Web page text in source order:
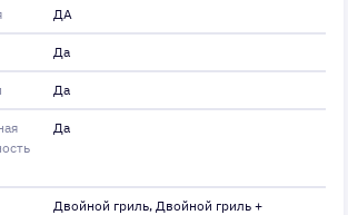
ДА
Да
Да
Да
Двойной гриль, Двойной гриль +